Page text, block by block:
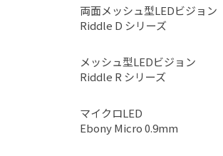
両面メッシュ型LEDビジョン
Riddle D シリーズ
メッシュ型LEDビジョン
Riddle R シリーズ
マイクロLED
Ebony Micro 0.9mm